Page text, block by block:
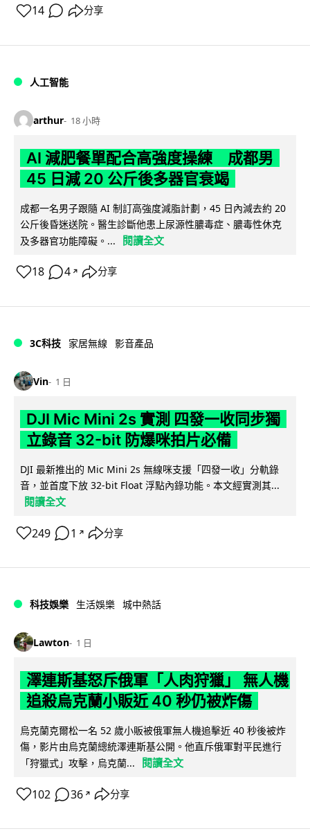
14 分享
人工智能
arthur 18 小時
AI 減肥餐單配合高強度操練 成都男
45 日減 20 公斤後多器官衰竭
成都一名男子跟隨 AI 制訂高強度減脂計劃，45 日內減去約 20
公斤後昏迷送院。醫生診斷他患上尿源性膿毒症、膿毒性休克
及多器官功能障礙。...
閱讀全文
18 4 ↗ 分享
3C科技 家居無線 影音產品
Vin 1 日
DJI Mic Mini 2s 實測 四發一收同步獨
立錄音 32-bit 防爆咪拍片必備
DJI 最新推出的 Mic Mini 2s 無線咪支援「四發一收」分軌錄
音，並首度下放 32-bit Float 浮點內錄功能。本文經實測其...
閱讀全文
249 1 ↗ 分享
科技娛樂 生活娛樂 城中熱話
Lawton 1 日
澤連斯基怒斥俄軍「人肉狩獵」 無人機
追殺烏克蘭小販近 40 秒仍被炸傷
烏克蘭克爾松一名 52 歲小販被俄軍無人機追擊近 40 秒後被炸
傷，影片由烏克蘭總統澤連斯基公開。他直斥俄軍對平民進行
「狩獵式」攻擊，烏克蘭...
閱讀全文
102 36 ↗ 分享